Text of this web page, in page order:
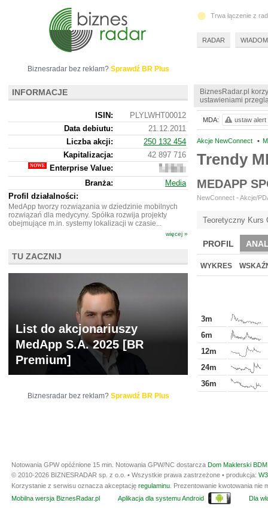
BiznesRadar.pl
ustawieniami
Akcje NewConnect •
Trendy
MEDAPP
NewConnect - Akcje/
Teoretyczny Kurs
PROFIL
BR LAB
WYKRES
3m
6m
12m
24m
36m
MDA: ustaw alert
Biznesradar bez reklam? Sprawdź BR Plus
INFORMACJE
ISIN:
PLYLWHT00012
Data debiutu:
21.12.2011
Liczba akcji:
250 132 454
Kapitalizacja:
42 897 716
Enterprise Value:
994
716
Branża:
Media
Profil działalności:
MedApp tworzy rozwiązania w dziedzinie mobilnych
rozwiązań dla medycyny. Spółka rozwija projekty
obejmujące m.in. systemy lokalizacji w czasie...
więcej »
TU ZACZNIJ
List do akcjonariuszy
MedApp S.A. 2025 [BR
Premium]
Biznesradar bez reklam? Sprawdź BR Plus
Trwa łączenie z
RADAR
Notowania GPW opóźnione 15 min. Notowania GPW/NC dostarcza Dom Maklerski
© 2010-2026 BIZNESRADAR sp. z o.o. • Wszystkie prawa zastrzeżone • produkcja:
Korzystanie z serwisu oznacza akceptację regulaminu . Prezentowanie kwotowania
Mobilna wersja BiznesRadar.pl
Aplikacja dla systemu Android Dla